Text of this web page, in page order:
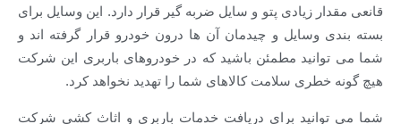
قانعی مقدار زیادی پتو و سایل ضربه گیر قرار دارد. این وسایل برای
بسته بندی وسایل و چیدمان آن ها درون خودرو قرار گرفته اند و
شما می توانید مطمئن باشید که در خودروهای باربری این شرکت
هیچ گونه خطری سلامت کالاهای شما را تهدید نخواهد کرد.
شما می توانید برای دریافت خدمات باربری و اثاث کشی شرکت